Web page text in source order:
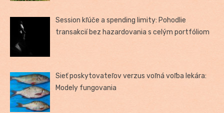
Session kľúče a spending limity: Pohodlie
transakcií bez hazardovania s celým portfóliom
Sieť poskytovateľov verzus voľná voľba lekára:
Modely fungovania